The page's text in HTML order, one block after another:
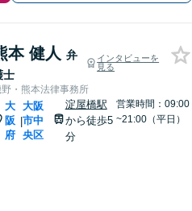
本 健人 弁
士
インタビューを
見る
・熊本法律事務所
大
阪
府
|
大阪
市中
央区
淀屋橋駅
から徒歩5
分
営業時間：09:00
~21:00（平日）